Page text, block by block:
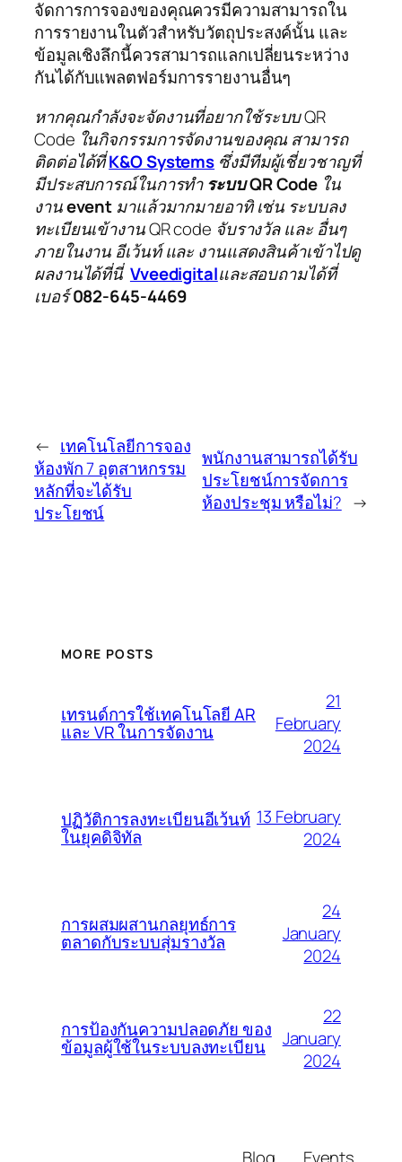
จัดการการจองของคุณควรมีความสามารถใน
การรายงานในตัวสำหรับวัตถุประสงค์นั้น และ
ข้อมูลเชิงลึกนี้ควรสามารถแลกเปลี่ยนระหว่าง
กันได้กับแพลตฟอร์มการรายงานอื่นๆ
หากคุณกำลังจะจัดงานที่อยากใช้ระบบ QR
Code ในกิจกรรมการจัดงานของคุณ สามารถ
ติดต่อได้ที่K&O Systems ซึ่งมีทีมผู้เชี่ยวชาญที่
มีประสบการณ์ในการทำระบบ QR Code ใน
งานevent มาแล้วมากมายอาทิ เช่น ระบบลง
ทะเบียนเข้างาน QR code จับรางวัล และ อื่นๆ
ภายในงาน อีเว้นท์ และ งานแสดงสินค้าเข้าไปดู
ผลงานได้ที่นี่ Vveedigitalและสอบถามได้ที่
เบอร์082-645-4469
← เทคโนโลยีการจอง
ห้องพัก 7 อุตสาหกรรม
หลักที่จะได้รับ
ประโยชน์
พนักงานสามารถได้รับ
ประโยชน์การจัดการ
ห้องประชุม หรือไม่? →
MORE POSTS
เทรนด์การใช้เทคโนโลยี AR
และ VR ในการจัดงาน
21
February
2024
ปฏิวัติการลงทะเบียนอีเว้นท์
ในยุคดิจิทัล
13 February
2024
การผสมผสานกลยุทธ์การ
ตลาดกับระบบสุ่มรางวัล
24
January
2024
การป้องกันความปลอดภัย ของ
ข้อมูลผู้ใช้ในระบบลงทะเบียน
22
January
2024